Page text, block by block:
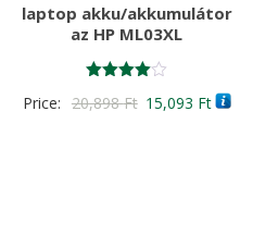
laptop akku/akkumulátor
az HP ML03XL
4.00
Price: 20,898Ft Original
15,093 FtCurrent